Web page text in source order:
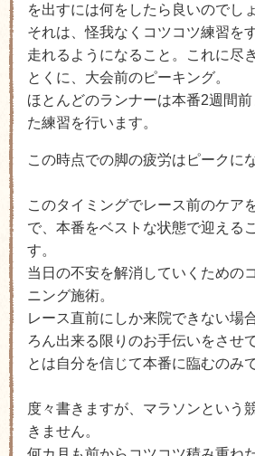
を出すには何をしたら良いのでし
それは、怪我なくコツコツ練習を
走れるようになること。これに尽
とくに、大会前のピーキング。
ほとんどのランナーは本番2週間
た練習を行います。
この時点での脚の疲労はピークに
このタイミングでレース前のケア
で、本番をベストな状態で迎える
す。
当日の不安を解消していくための
ニング施術。
レース直前にしか来院できない場
ろん出来る限りのお手伝いをさせ
とは自分を信じて本番に臨むのみで
度々書きますが、マラソンという
きません。